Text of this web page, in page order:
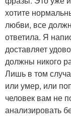
хотите
любви, все
ответила. Я
доставляет
должны никого
Лишь в том
или умер, или
человек вам не
анализировать